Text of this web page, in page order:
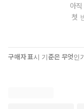
아
첫
구매자 표시 기준은 무엇인